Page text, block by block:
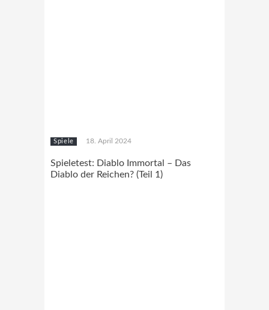
Spiele 18. April 2024
Spieletest: Diablo Immortal – Das
Diablo der Reichen? (Teil 1)